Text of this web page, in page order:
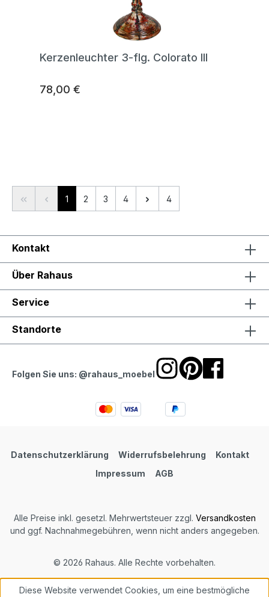
Kerzenleuchter 3-flg. Colorato III
78,00 €
Seite
1 Seite
2 Seite
3 Seite
4 4
Kontakt
Über Rahaus
Service
Standorte
Folgen Sie uns: @rahaus_moebel
Datenschutzerklärung Widerrufsbelehrung
Kontakt
Impressum
AGB
Alle Preise inkl. gesetzl. Mehrwertsteuer zzgl. Versandkosten
und ggf. Nachnahmegebühren, wenn nicht anders angegeben.
© 2026 Rahaus. Alle Rechte vorbehalten.
Diese Website verwendet Cookies, um eine bestmögliche